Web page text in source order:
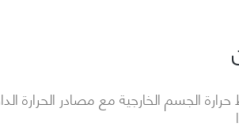
الجسم الخارجية مع مصادر الحرارة